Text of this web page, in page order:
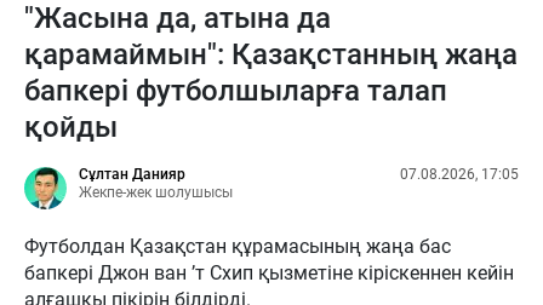
"Жасына да, атына да
қарамаймын": Қазақстанның жаңа
бапкері футболшыларға талап
қойды
Сұлтан Данияр
Жекпе-жек шолушысы
07.08.2026, 17:05
Футболдан Қазақстан құрамасының жаңа бас
бапкері Джон ван ’т Схип қызметіне кіріскеннен кейін
алғашқы пікірін білдірді.